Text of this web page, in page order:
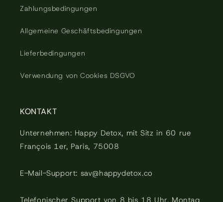
Zahlungsbedingungen
Allgemeine Geschäftsbedingungen
Lieferbedingungen
Verwendung von Cookies DSGVO
KONTAKT
Unternehmen: Happy Detox, mit Sitz in 60 rue
François 1er, Paris, 75008
E-Mail-Support: sav@happydetox.co
Telefonischer Support von 8 bis 18 Uhr, Montag